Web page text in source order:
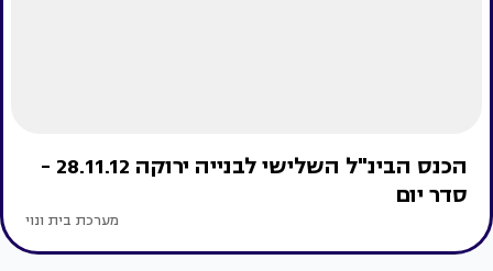
הכנס הבינ"ל השלישי לבנייה ירוקה 28.11.12 -
סדר יום
מערכת בית ונוי